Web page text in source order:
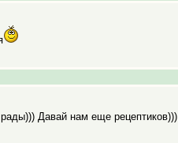
Давай нам еще рецептиков)))